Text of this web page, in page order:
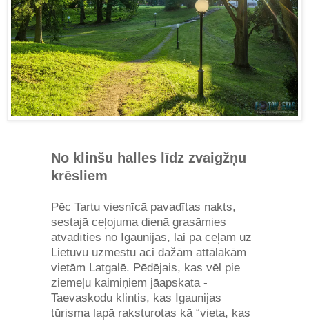
No klinšu halles līdz zvaigžņu
krēsliem
Pēc Tartu viesnīcā pavadītas nakts,
sestajā ceļojuma dienā grasāmies
atvadīties no Igaunijas, lai pa ceļam uz
Lietuvu uzmestu aci dažām attālākām
vietām Latgalē. Pēdējais, kas vēl pie
ziemeļu kaimiņiem jāapskata -
Taevaskodu klintis, kas Igaunijas
tūrisma lapā raksturotas kā “vieta, kas